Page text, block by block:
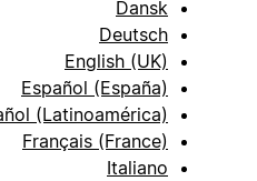
Dansk
Deutsch
English (UK)
Español (España)
Español (Latinoamérica)
Français (France)
Italiano